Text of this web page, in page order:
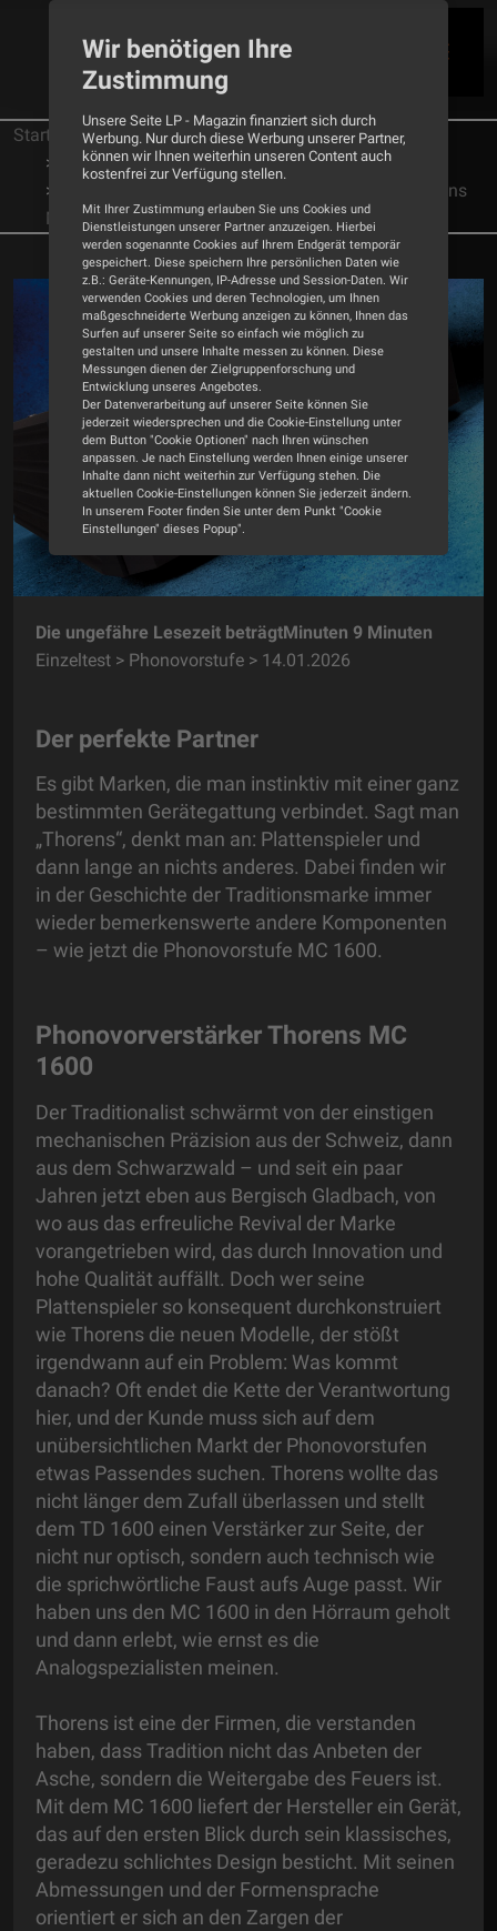
Startseite Tests
Phonovorstufe
Thorens
Der perfekte Partner - Phonovorverstärker Thorens
MC 1600
Die ungefähre Lesezeit beträgtMinuten 9 Minuten
Einzeltest > Phonovorstufe > 14.01.2026
Der perfekte Partner
Es gibt Marken, die man instinktiv mit einer ganz
bestimmten Gerätegattung verbindet. Sagt man
„Thorens“, denkt man an: Plattenspieler und
dann lange an nichts anderes. Dabei finden wir
in der Geschichte der Traditionsmarke immer
wieder bemerkenswerte andere Komponenten
– wie jetzt die Phonovorstufe MC 1600.
Phonovorverstärker Thorens MC
1600
Der Traditionalist schwärmt von der einstigen
mechanischen Präzision aus der Schweiz, dann
aus dem Schwarzwald – und seit ein paar
Jahren jetzt eben aus Bergisch Gladbach, von
wo aus das erfreuliche Revival der Marke
vorangetrieben wird, das durch Innovation und
hohe Qualität auffällt. Doch wer seine
Plattenspieler so konsequent durchkonstruiert
wie Thorens die neuen Modelle, der stößt
irgendwann auf ein Problem: Was kommt
danach? Oft endet die Kette der Verantwortung
hier, und der Kunde muss sich auf dem
unübersichtlichen Markt der Phonovorstufen
etwas Passendes suchen. Thorens wollte das
nicht länger dem Zufall überlassen und stellt
dem TD 1600 einen Verstärker zur Seite, der
nicht nur optisch, sondern auch technisch wie
die sprichwörtliche Faust aufs Auge passt. Wir
haben uns den MC 1600 in den Hörraum geholt
und dann erlebt, wie ernst es die
Analogspezialisten meinen.
Thorens ist eine der Firmen, die verstanden
haben, dass Tradition nicht das Anbeten der
Asche, sondern die Weitergabe des Feuers ist.
Mit dem MC 1600 liefert der Hersteller ein Gerät,
das auf den ersten Blick durch sein klassisches,
geradezu schlichtes Design besticht. Mit seinen
Abmessungen und der Formensprache
orientiert er sich an den Zargen der
Wir benötigen Ihre
Zustimmung
Unsere Seite LP - Magazin finanziert sich durch
Werbung. Nur durch diese Werbung unserer Partner,
können wir Ihnen weiterhin unseren Content auch
kostenfrei zur Verfügung stellen.
Mit Ihrer Zustimmung erlauben Sie uns Cookies und
Dienstleistungen unserer Partner anzuzeigen. Hierbei
werden sogenannte Cookies auf Ihrem Endgerät temporär
gespeichert. Diese speichern Ihre persönlichen Daten wie
z.B.: Geräte-Kennungen, IP-Adresse und Session-Daten. Wir
verwenden Cookies und deren Technologien, um Ihnen
maßgeschneiderte Werbung anzeigen zu können, Ihnen das
Surfen auf unserer Seite so einfach wie möglich zu
gestalten und unsere Inhalte messen zu können. Diese
Messungen dienen der Zielgruppenforschung und
Entwicklung unseres Angebotes.
Der Datenverarbeitung auf unserer Seite können Sie
jederzeit wiedersprechen und die Cookie-Einstellung unter
dem Button "Cookie Optionen" nach Ihren wünschen
anpassen. Je nach Einstellung werden Ihnen einige unserer
Inhalte dann nicht weiterhin zur Verfügung stehen. Die
aktuellen Cookie-Einstellungen können Sie jederzeit ändern.
In unserem Footer finden Sie unter dem Punkt "Cookie
Einstellungen" dieses Popup".
Alle Cookies akzeptieren